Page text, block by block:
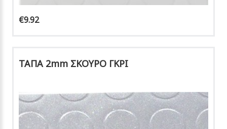
€9.92
ΤΑΠΑ 2mm ΣΚΟΥΡΟ ΓΚΡΙ